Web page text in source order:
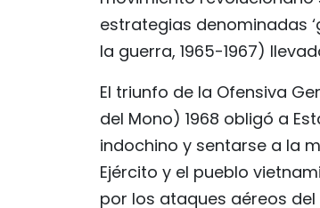
estrategias denominadas
la guerra, 1965-1967)
El triunfo de la Ofensiva
del Mono) 1968 obligó a
indochino y sentarse a la
Ejército y el pueblo
por los ataques aéreos